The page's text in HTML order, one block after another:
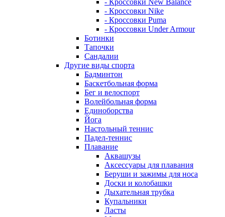
- Кроссовки New Balance
- Кроссовки Nike
- Кроссовки Puma
- Кроссовки Under Armour
Ботинки
Тапочки
Сандалии
Другие виды спорта
Бадминтон
Баскетбольная форма
Бег и велоспорт
Волейбольная форма
Единоборства
Йога
Настольный теннис
Падел-теннис
Плавание
Аквашузы
Аксессуары для плавания
Беруши и зажимы для носа
Доски и колобашки
Дыхательная трубка
Купальники
Ласты